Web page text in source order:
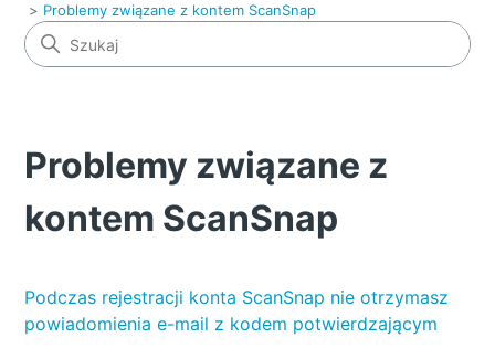
Problemy związane z kontem ScanSnap
Problemy związane z
kontem ScanSnap
Podczas rejestracji konta ScanSnap nie otrzymasz
powiadomienia e-mail z kodem potwierdzającym